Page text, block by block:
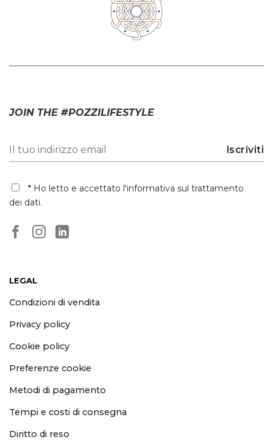
JOIN THE #POZZILIFESTYLE
* Ho letto e accettato l'informativa sul trattamento
dei dati.
LEGAL
Condizioni di vendita
Privacy policy
Cookie policy
Preferenze cookie
Metodi di pagamento
Tempi e costi di consegna
Diritto di reso